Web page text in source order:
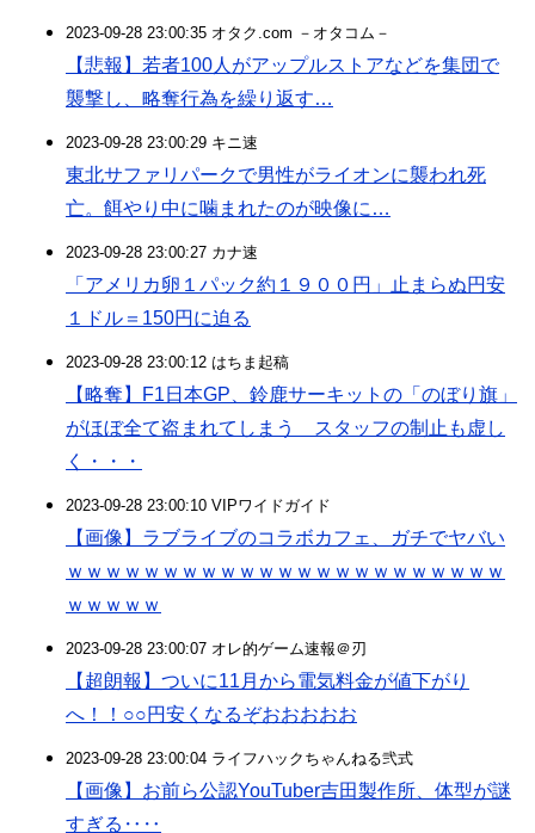
2023-09-28 23:00:35 オタク.com －オタコム－
【悲報】若者100人がアップルストアなどを集団で
襲撃し、略奪行為を繰り返す…
2023-09-28 23:00:29 キニ速
東北サファリパークで男性がライオンに襲われ死
亡。餌やり中に噛まれたのが映像に…
2023-09-28 23:00:27 カナ速
「アメリカ卵１パック約１９００円」止まらぬ円安
１ドル＝150円に迫る
2023-09-28 23:00:12 はちま起稿
【略奪】F1日本GP、鈴鹿サーキットの「のぼり旗」
がほぼ全て盗まれてしまう スタッフの制止も虚し
く・・・
2023-09-28 23:00:10 VIPワイドガイド
【画像】ラブライブのコラボカフェ、ガチでヤバい
ｗｗｗｗｗｗｗｗｗｗｗｗｗｗｗｗｗｗｗｗｗｗｗ
ｗｗｗｗｗ
2023-09-28 23:00:07 オレ的ゲーム速報＠刃
【超朗報】ついに11月から電気料金が値下がり
へ！！○○円安くなるぞおおおおお
2023-09-28 23:00:04 ライフハックちゃんねる弐式
【画像】お前ら公認YouTuber吉田製作所、体型が謎
すぎる‥‥